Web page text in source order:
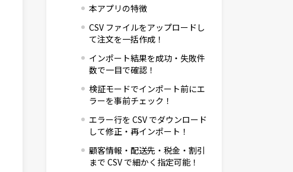
本アプリの特徴
CSV ファイルをアップロードし
て注文を一括作成！
インポート結果を成功・失敗件
数で一目で確認！
検証モードでインポート前にエ
ラーを事前チェック！
エラー行を CSV でダウンロード
して修正・再インポート！
顧客情報・配送先・税金・割引
まで CSV で細かく指定可能！